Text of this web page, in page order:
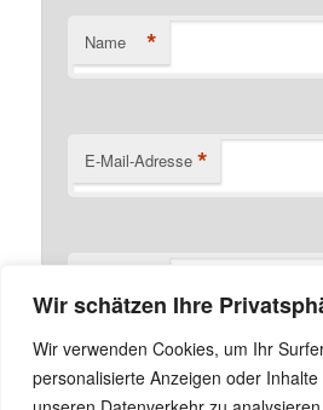
Wir schätzen Ihre
Wir verwenden Cookies, um Ihr
personalisierte Anzeigen oder
Name *
E-Mail-Adresse *
Name, E-Mail-Adresse und
für meinen nächsten Kommentar